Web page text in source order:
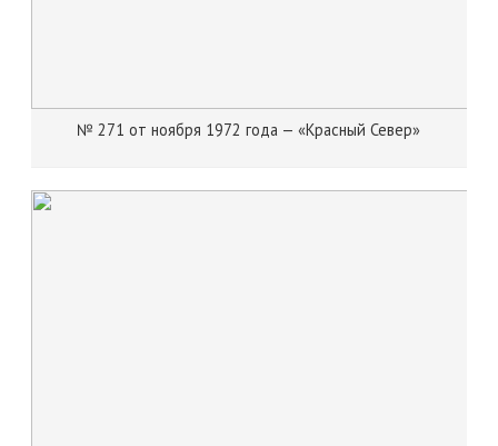
№ 271 от ноября 1972 года — «Красный Север»